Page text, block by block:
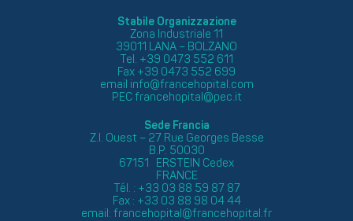
Stabile Organizzazione
Zona Industriale 11
39011 LANA – BOLZANO
Tel. +39 0473 552 611
Fax +39 0473 552 699
email info@francehopital.com
PECfrancehopital@pec.it
Sede Francia
Z.I. Ouest – 27 Rue Georges Besse
B.P. 50030
67151 ERSTEIN Cedex
FRANCE
Tél. : +33 03 88 59 87 87
Fax : +33 03 88 98 04 44
email: francehopital@francehopital.fr